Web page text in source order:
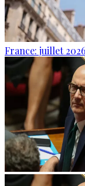
France: juillet